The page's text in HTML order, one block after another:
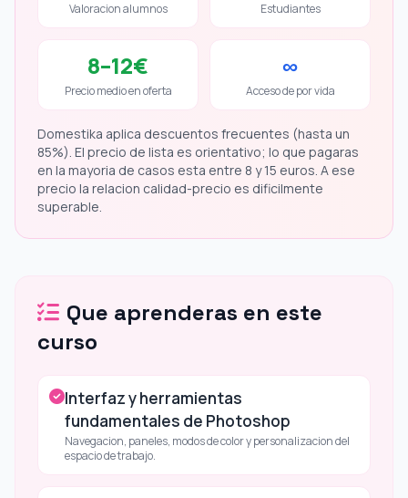
Valoracion alumnos Estudiantes
8–12€
Precio medio en oferta
∞
Acceso de por vida
Domestika aplica descuentos frecuentes (hasta un
85%). El precio de lista es orientativo; lo que pagaras
en la mayoria de casos esta entre 8 y 15 euros. A ese
precio la relacion calidad-precio es dificilmente
superable.
Que aprenderas en este
curso
Interfaz y herramientas
fundamentales de Photoshop
Navegacion, paneles, modos de color y personalizacion del
espacio de trabajo.